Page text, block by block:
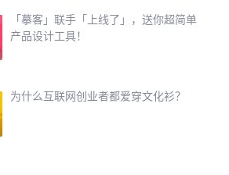
「摹客」联手「上线了」，送你超简单
产品设计工具！
为什么互联网创业者都爱穿文化衫？